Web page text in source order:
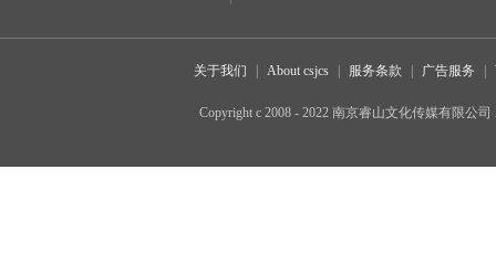
关于我们 About csjcs 服务条款 广告服务
Copyright c 2008 - 2022 南京睿山文化传媒有限公司